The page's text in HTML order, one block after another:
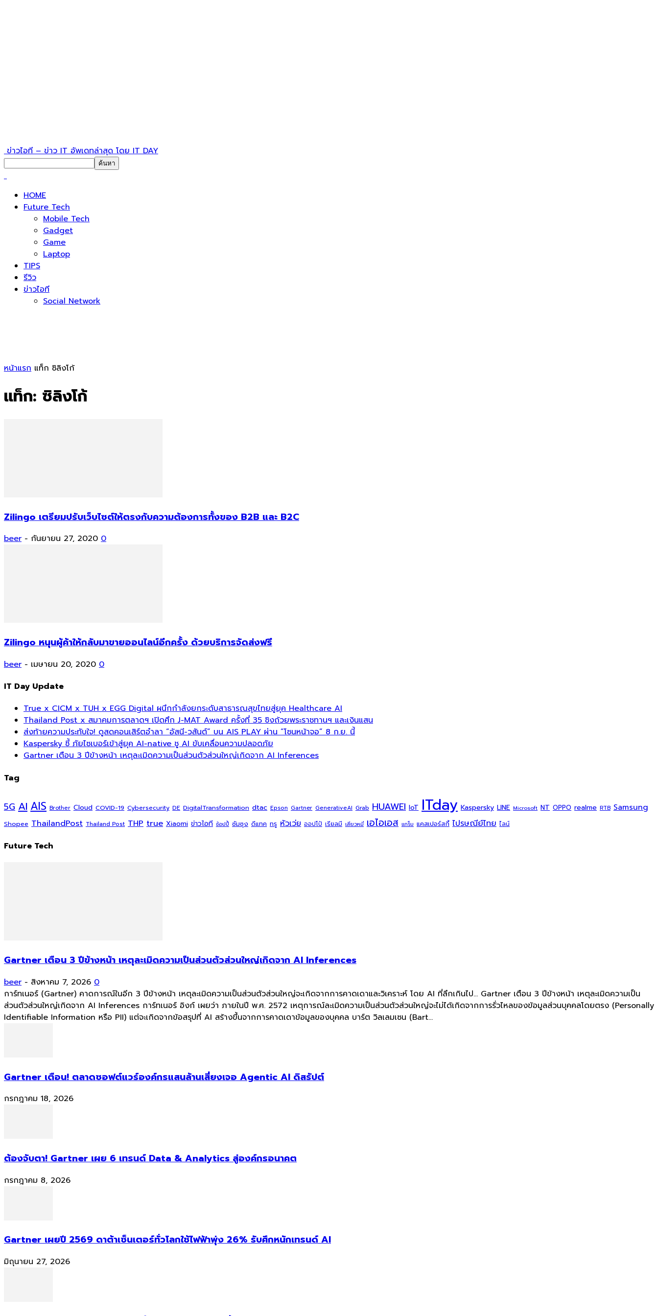
ข่าวไอที – ข่าว IT อัพเดทล่าสุด โดย IT DAY
HOME
Future Tech
Mobile Tech
Gadget
Game
Laptop
TIPS
รีวิว
ข่าวไอที
Social Network
หน้าแรก แท็ก ซิลิงโก้
แท็ก: ซิลิงโก้
Zilingo เตรียมปรับเว็บไซต์ให้ตรงกับความต้องการทั้งของ B2B และ B2C
beer - กันยายน 27, 2020 0
Zilingo หนุนผู้ค้าให้กลับมาขายออนไลน์อีกครั้ง ด้วยบริการจัดส่งฟรี
beer - เมษายน 20, 2020 0
IT Day Update
True x CICM x TUH x EGG Digital ผนึกกำลังยกระดับสาธารณสุขไทยสู่ยุค Healthcare AI
Thailand Post x สมาคมการตลาดฯ เปิดศึก J-MAT Award ครั้งที่ 35 ชิงถ้วยพระราชทานฯ และเงินแสน
ส่งท้ายความประทับใจ! ดูสดคอนเสิร์ตอำลา “อัสนี-วสันต์” บน AIS PLAY ผ่าน “โซนหน้าจอ” 8 ก.ย. นี้
Kaspersky ชี้ ภัยไซเบอร์เข้าสู่ยุค AI-native ชู AI ขับเคลื่อนความปลอดภัย
Gartner เตือน 3 ปีข้างหน้า เหตุละเมิดความเป็นส่วนตัวส่วนใหญ่เกิดจาก AI Inferences
Tag
5G AI AIS Brother Cloud COVID-19 Cybersecurity DE DigitalTransformation dtac Epson Gartner GenerativeAI Grab HUAWEI IoT ITday Kaspersky LINE Microsoft NT OPPO realme RTB Samsung
Shopee ThailandPost Thailand Post THP true Xiaomi ข่าวไอที ช้อปปี้ ซัมซุง ดีแทค ทรู หัวเว่ย ออปโป้ เรียลมี เสียวหมี่ เอไอเอส แกร็บ แคสเปอร์สกี้ ไปรษณีย์ไทย ไลน์
Future Tech
Gartner เตือน 3 ปีข้างหน้า เหตุละเมิดความเป็นส่วนตัวส่วนใหญ่เกิดจาก AI Inferences
beer - สิงหาคม 7, 2026 0
การ์ทเนอร์ (Gartner) คาดการณ์ในอีก 3 ปีข้างหน้า เหตุละเมิดความเป็นส่วนตัวส่วนใหญ่จะเกิดจากการคาดเดาและวิเคราะห์ โดย AI ที่ลึกเกินไป... Gartner เตือน 3 ปีข้างหน้า เหตุละเมิดความเป็น
ส่วนตัวส่วนใหญ่เกิดจาก AI Inferences การ์ทเนอร์ อิงก์ เผยว่า ภายในปี พ.ศ. 2572 เหตุการณ์ละเมิดความเป็นส่วนตัวส่วนใหญ่จะไม่ได้เกิดจากการรั่วไหลของข้อมูลส่วนบุคคลโดยตรง (Personally
Identifiable Information หรือ PII) แต่จะเกิดจากข้อสรุปที่ AI สร้างขึ้นจากการคาดเดาข้อมูลของบุคคล บาร์ต วิลเลมเซน (Bart...
Gartner เตือน! ตลาดซอฟต์แวร์องค์กรแสนล้านเสี่ยงเจอ Agentic AI ดิสรัปต์
กรกฎาคม 18, 2026
ต้องจับตา! Gartner เผย 6 เทรนด์ Data & Analytics สู่องค์กรอนาคต
กรกฎาคม 8, 2026
Gartner เผยปี 2569 ดาต้าเซ็นเตอร์ทั่วโลกใช้ไฟฟ้าพุ่ง 26% รับศึกหนักเทรนด์ AI
มิถุนายน 27, 2026